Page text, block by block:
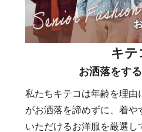
キテ
お洒落をす
私たちキテコは年齢を理由
がお洒落を諦めずに、着や
いただけるお洋服を厳選し